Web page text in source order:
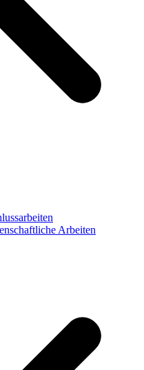
Arbeiten